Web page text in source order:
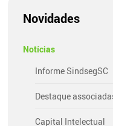
Novidades
Notícias
Informe SindsegSC
Destaque
Capital Intelectual